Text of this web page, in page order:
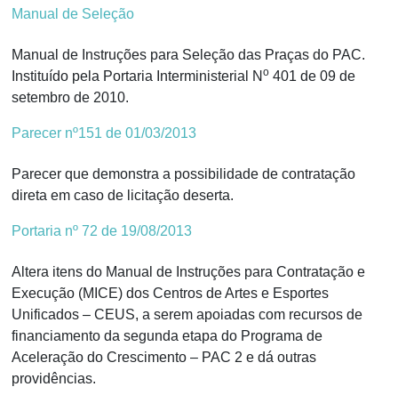
Manual de Seleção
Manual de Instruções para Seleção das Praças do PAC.
Instituído pela Portaria Interministerial N o 401 de 09 de
setembro de 2010.
Parecer nº151 de 01/03/2013
Parecer que demonstra a possibilidade de contratação
direta em caso de licitação deserta.
Portaria nº 72 de 19/08/2013
Altera itens do Manual de Instruções para Contratação e
Execução (MICE) dos Centros de Artes e Esportes
Unificados – CEUS, a serem apoiadas com recursos de
financiamento da segunda etapa do Programa de
Aceleração do Crescimento – PAC 2 e dá outras
providências.